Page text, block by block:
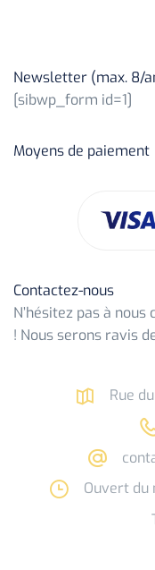
Newsletter (max. 8/
[sibwp_form id=1]
Moyens de paiement
Contactez-nous
N’hésitez pas à
! Nous serons ravis
Rue
Ouvert du